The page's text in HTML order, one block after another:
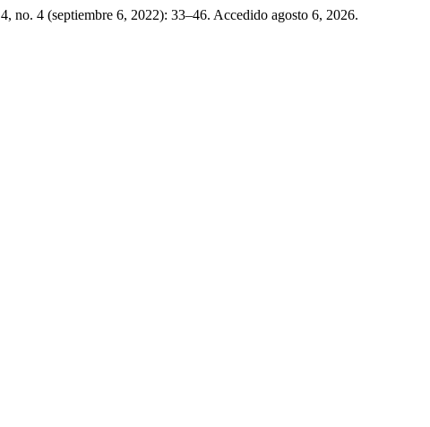
4, no. 4 (septiembre 6, 2022): 33–46. Accedido agosto 6, 2026.